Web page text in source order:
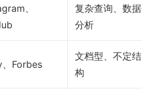
、
复杂查询、数据
分析
、Forbes
文档型、不定结
构